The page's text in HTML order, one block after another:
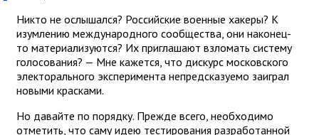
Никто не ослышался? Российские военные хакеры? К
изумлению международного сообщества, они наконец-
то материализуются? Их приглашают взломать систему
голосования? — Мне кажется, что дискурс московского
электорального эксперимента непредсказуемо заиграл
новыми красками.
Но давайте по порядку. Прежде всего, необходимо
отметить, что саму идею тестирования разработанной